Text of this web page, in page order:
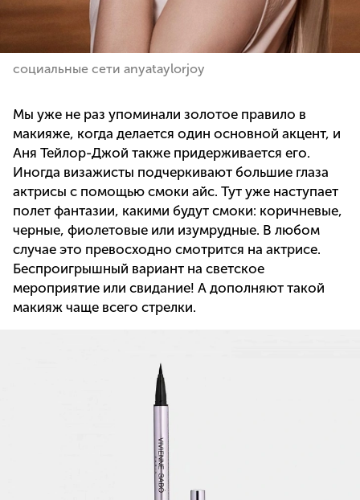
социальные сети anyataylorjoy
Мы уже не раз упоминали золотое правило в
макияже, когда делается один основной акцент, и
Аня Тейлор-Джой также придерживается его.
Иногда визажисты подчеркивают большие глаза
актрисы с помощью смоки айс. Тут уже наступает
полет фантазии, какими будут смоки: коричневые,
черные, фиолетовые или изумрудные. В любом
случае это превосходно смотрится на актрисе.
Беспроигрышный вариант на светское
мероприятие или свидание! А дополняют такой
макияж чаще всего стрелки.